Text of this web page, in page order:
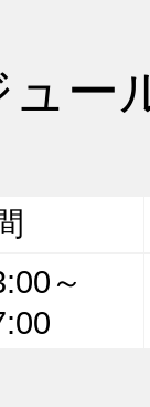
ュー
～